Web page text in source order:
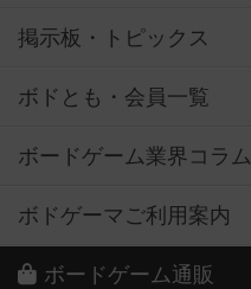
掲示板・トピックス
ボドとも・会員一覧
ボードゲーム業界コラム
ボドゲーマご利用案内
ボードゲーム通販